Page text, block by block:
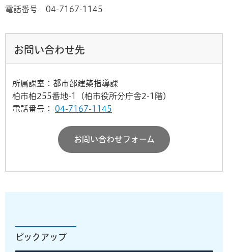
電話番号 04-7167-1145
お問い合わせ先
所属課室：都市部建築指導課
柏市柏255番地-1（柏市役所分庁舎2-1階）
電話番号：
04-7167-1145
お問い合わせフォーム
ピックアップ